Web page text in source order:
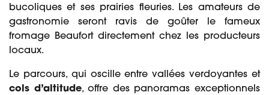
bucoliques et ses prairies fleuries. Les amateurs de
gastronomie seront ravis de goûter le fameux
fromage Beaufort directement chez les producteurs
locaux.
Le parcours, qui oscille entre vallées verdoyantes et
cols d’altitude, offre des panoramas exceptionnels